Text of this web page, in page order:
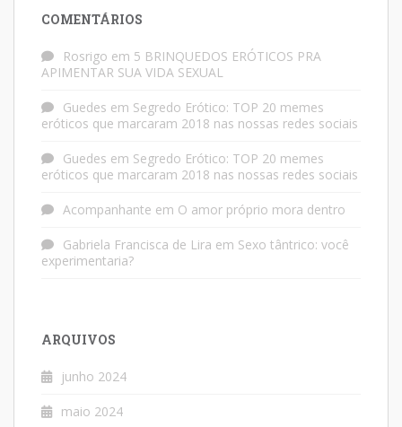
COMENTÁRIOS
Rosrigo em 5 BRINQUEDOS ERÓTICOS PRA
APIMENTAR SUA VIDA SEXUAL
Guedes em Segredo Erótico: TOP 20 memes
eróticos que marcaram 2018 nas nossas redes sociais
Guedes em Segredo Erótico: TOP 20 memes
eróticos que marcaram 2018 nas nossas redes sociais
Acompanhante em O amor próprio mora dentro
Gabriela Francisca de Lira em Sexo tântrico: você
experimentaria?
ARQUIVOS
junho 2024
maio 2024